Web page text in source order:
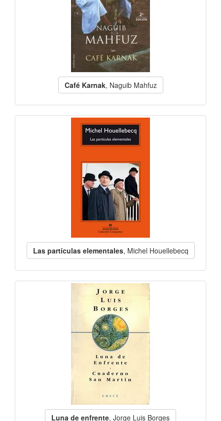
Café Karnak, Naguib Mahfuz
Las partículas elementales, Michel Houellebecq
Luna de enfrente, Jorge Luis Borges